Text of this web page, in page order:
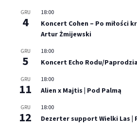
GRU
4
18:00
Koncert Cohen – Po miłości
Artur Żmijewski
GRU
5
18:00
Koncert Echo Rodu/
GRU
11
18:00
Alien x Majtis | Pod Palmą
GRU
12
18:00
Dezerter support Wielki Las |